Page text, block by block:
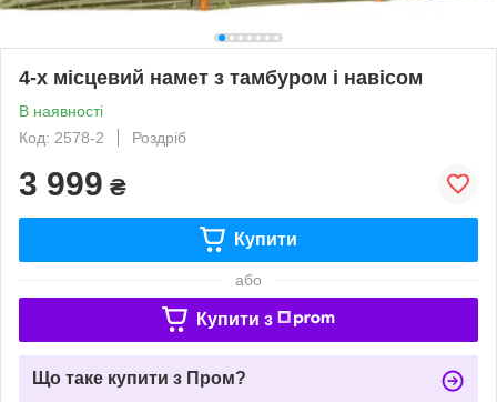
4-х місцевий намет з тамбуром і навісом
В наявності
Код: 2578-2
Роздріб
3 999 ₴
Купити
або
Купити з
Що таке купити з Пром?